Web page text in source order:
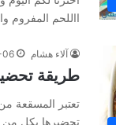
االلحم المفروم
آلاء هشام 06
طريقة
تعتبر المسقعة من
تحضيرها بكل من